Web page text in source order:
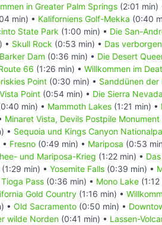
in Greater Palm Springs (2:01 min)
min) • Kaliforniens Golf-Mekka (0:40
State Park (1:00 min) • Die San-
• Skull Rock (0:53 min) • Das
Dam (0:36 min) • Die Desert
66 (1:26 min) • Willkommen im
Point (0:30 min) • Sanddünen der
Point (0:54 min) • Die Sierra Nevada
min) • Mammoth Lakes (1:21 min) •
Minaret Vista, Devils Postpile Monument
• Sequoia und Kings Canyon
Fresno (0:49 min) • Mariposa (0:53
und Mariposa-Krieg (1:22 min) •
(1:29 min) • Yosemite Falls (0:39 min) •
Tioga Pass (0:36 min) • Mono Lake (1:12
Gold Country (1:16 min) •
• Old Sacramento (0:50 min) •
wilde Norden (0:41 min) • Lassen-